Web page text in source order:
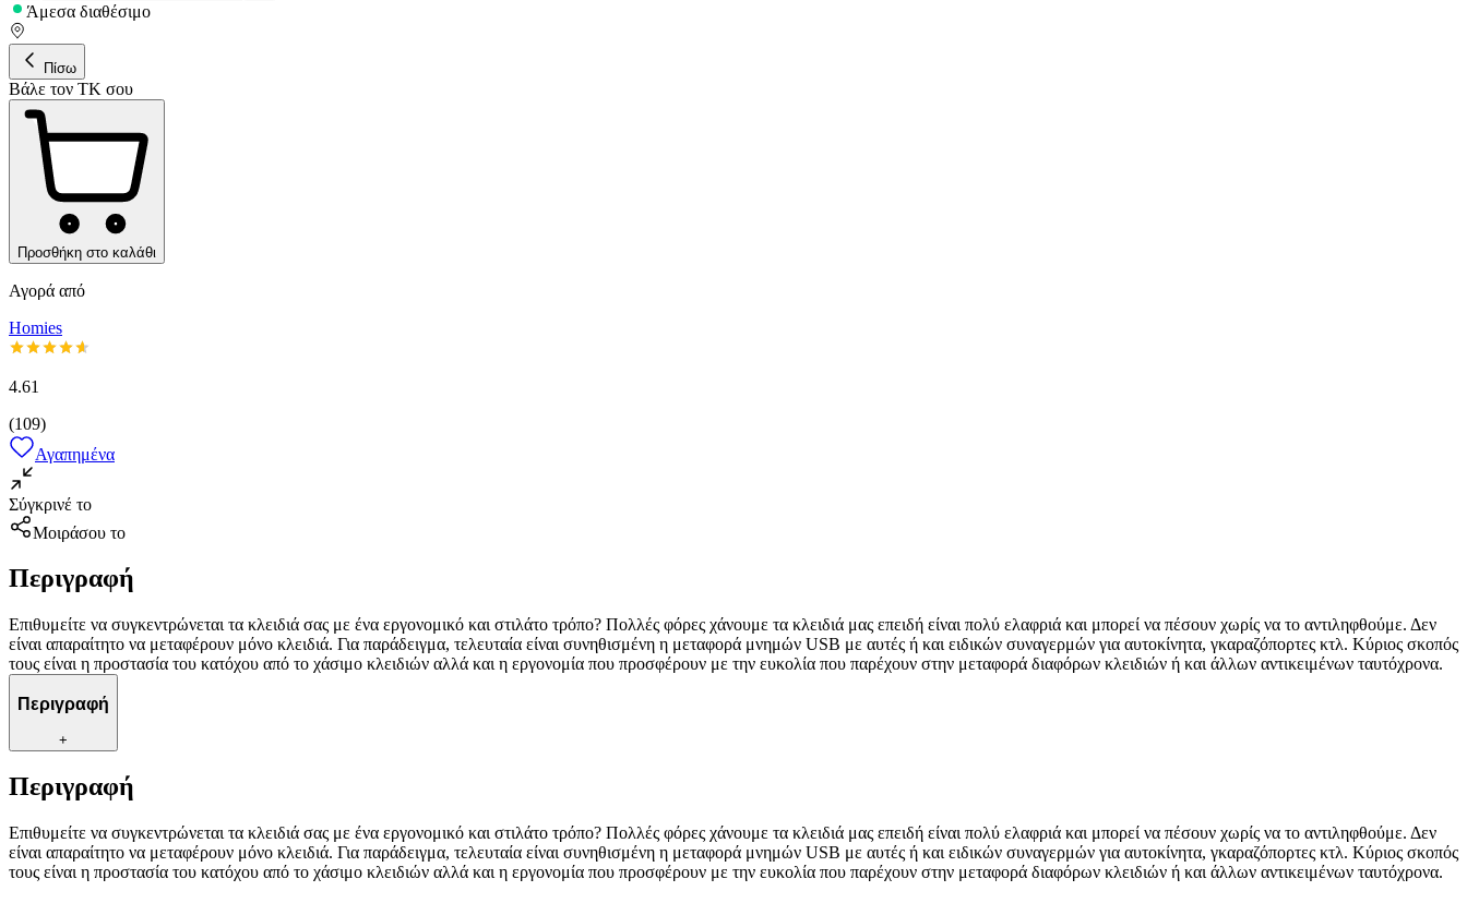
Άμεσα διαθέσιμο
Πίσω
Βάλε τον ΤΚ σου
Προσθήκη στο καλάθι
Αγορά από
Homies
4.61
(109)
Αγαπημένα
Σύγκρινέ το
Μοιράσου το
Περιγραφή
Επιθυμείτε να συγκεντρώνεται τα κλειδιά σας με ένα εργονομικό και στιλάτο τρόπο? Πολλές φόρες χάνουμε τα κλειδιά μας επειδή είναι πολύ ελαφριά και μπορεί να πέσουν χωρίς να το αντιληφθούμε. Δεν
είναι απαραίτητο να μεταφέρουν μόνο κλειδιά. Για παράδειγμα, τελευταία είναι συνηθισμένη η μεταφορά μνημών USB με αυτές ή και ειδικών συναγερμών για αυτοκίνητα, γκαραζόπορτες κτλ. Κύριος σκοπός
τους είναι η προστασία του κατόχου από το χάσιμο κλειδιών αλλά και η εργονομία που προσφέρουν με την ευκολία που παρέχουν στην μεταφορά διαφόρων κλειδιών ή και άλλων αντικειμένων ταυτόχρονα.
Περιγραφή
+
Περιγραφή
Επιθυμείτε να συγκεντρώνεται τα κλειδιά σας με ένα εργονομικό και στιλάτο τρόπο? Πολλές φόρες χάνουμε τα κλειδιά μας επειδή είναι πολύ ελαφριά και μπορεί να πέσουν χωρίς να το αντιληφθούμε. Δεν
είναι απαραίτητο να μεταφέρουν μόνο κλειδιά. Για παράδειγμα, τελευταία είναι συνηθισμένη η μεταφορά μνημών USB με αυτές ή και ειδικών συναγερμών για αυτοκίνητα, γκαραζόπορτες κτλ. Κύριος σκοπός
τους είναι η προστασία του κατόχου από το χάσιμο κλειδιών αλλά και η εργονομία που προσφέρουν με την ευκολία που παρέχουν στην μεταφορά διαφόρων κλειδιών ή και άλλων αντικειμένων ταυτόχρονα.